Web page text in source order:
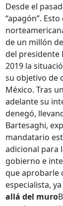
Desde el
“apagón”.
de un millón
del presidente
2019 la
su objetivo de
México. Tras
adelante su
denegó,
Bartesaghi,
mandatario
adicional para
gobierno e
que aprobarle
especialista,
allá del muro